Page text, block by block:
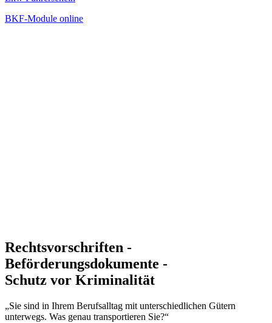
BKF-Module online
Rechtsvorschriften -
Beförderungsdokumente -
Schutz vor Kriminalität
„Sie sind in Ihrem Berufsalltag mit unterschiedlichen Gütern
unterwegs. Was genau transportieren Sie?“